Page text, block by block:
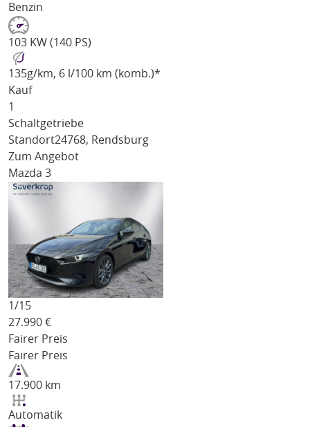
Benzin
103 KW (140 PS)
135g/km, 6 l/100 km (komb.)*
Kauf
1
Schaltgetriebe
Standort24768, Rendsburg
Zum Angebot
Mazda 3
1/15
27.990 €
Fairer Preis
Fairer Preis
17.900 km
Automatik